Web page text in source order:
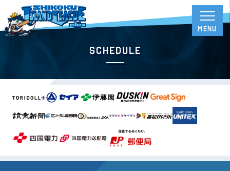
Schedule